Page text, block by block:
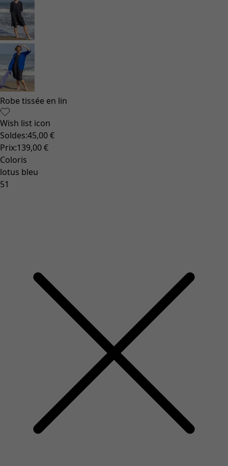
Robe tissée en lin
Wish list icon
Soldes:45,00 €
Prix:139,00 €
Coloris
lotus bleu
51